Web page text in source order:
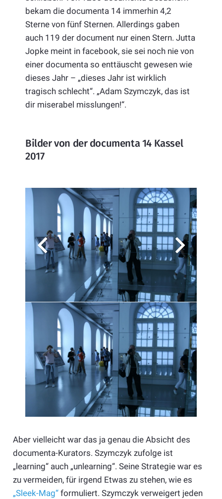
bekam die documenta 14 immerhin 4,2
Sterne von fünf Sternen. Allerdings gaben
auch 119 der document nur einen Stern. Jutta
Jopke meint in facebook, sie sei noch nie von
einer documenta so enttäuscht gewesen wie
dieses Jahr – „dieses Jahr ist wirklich
tragisch schlecht“. „Adam Szymczyk, das ist
dir miserabel misslungen!“.
Bilder von der documenta 14 Kassel
2017
Aber vielleicht war das ja genau die Absicht des
documenta-Kurators. Szymczyk zufolge ist
„learning“ auch „unlearning“. Seine Strategie war es
zu vermeiden, für irgend Etwas zu stehen, wie es
„Sleek-Mag“formuliert. Szymczyk verweigert jeden